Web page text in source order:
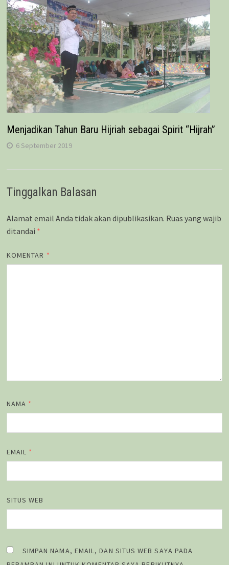
Menjadikan Tahun Baru Hijriah sebagai Spirit “Hijrah”
6 September 2019
Tinggalkan Balasan
Alamat email Anda tidak akan dipublikasikan. Ruas yang wajib
ditandai *
KOMENTAR *
NAMA *
EMAIL *
SITUS WEB
SIMPAN NAMA, EMAIL, DAN SITUS WEB SAYA PADA